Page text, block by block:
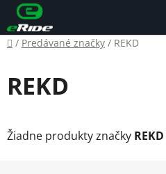
Prejsť
na
obsah
Domov
/ Predávané značky / REKD
REKD
Žiadne produkty značky REKD